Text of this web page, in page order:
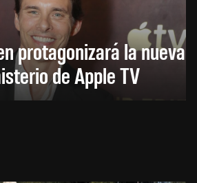
protagonizará la nueva
de Apple TV